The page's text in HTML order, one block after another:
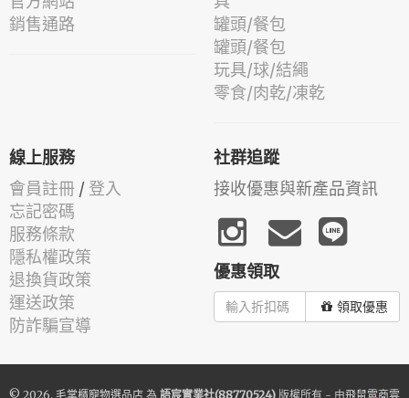
銷售通路
罐頭/餐包
罐頭/餐包
玩具/球/結繩
零食/肉乾/凍乾
線上服務
會員註冊 / 登入
忘記密碼
服務條款
隱私權政策
退換貨政策
運送政策
防詐騙宣導
社群追蹤
接收優惠與新產品資訊
優惠領取
領取優惠
© 2026. 毛掌櫃寵物選品店 為 語宸實業社(88770524) 版權所有 - 由飛鼠電商雲